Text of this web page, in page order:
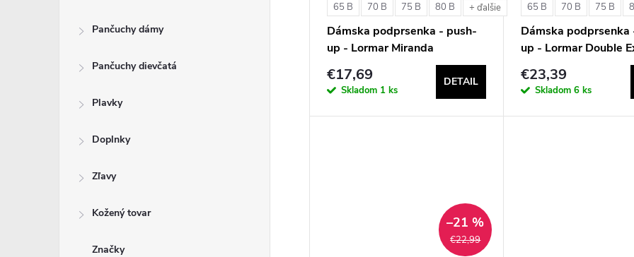
Pančuchy dámy
Pančuchy dievčatá
Plavky
Doplnky
Zľavy
Kožený tovar
Značky
d
65 B 70 B 75 B 80 B + ďalšie
Dámska podprsenka - push-
up - Lormar Miranda
€17,69
Skladom 1 ks
DETAIL
65 B 70 B 75 B
Dámska podprsenka
up - Lormar Double
€23,39
Skladom6 ks
€22,99
–21 %